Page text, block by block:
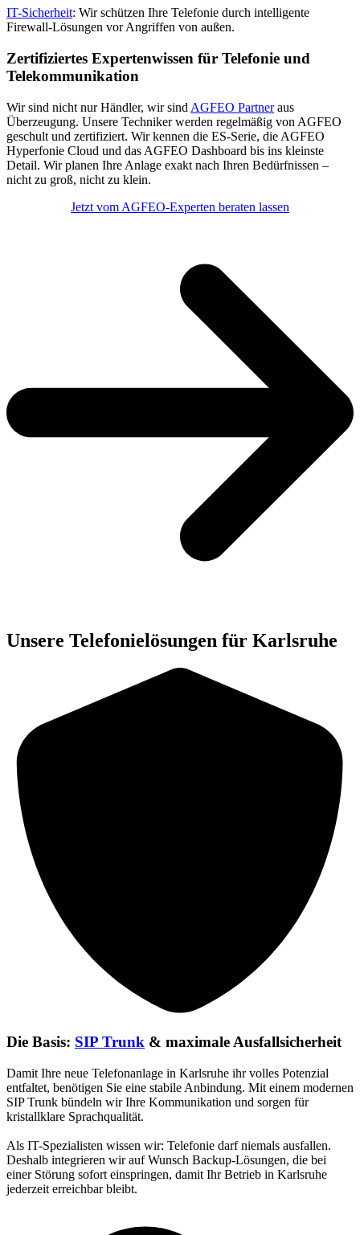
IT-Sicherheit: Wir schützen Ihre Telefonie durch intelligente
Firewall-Lösungen vor Angriffen von außen.
Zertifiziertes Expertenwissen für Telefonie und
Telekommunikation
Wir sind nicht nur Händler, wir sind AGFEO Partneraus
Überzeugung. Unsere Techniker werden regelmäßig von AGFEO
geschult und zertifiziert. Wir kennen die ES-Serie, die AGFEO
Hyperfonie Cloud und das AGFEO Dashboard bis ins kleinste
Detail. Wir planen Ihre Anlage exakt nach Ihren Bedürfnissen –
nicht zu groß, nicht zu klein.
Jetzt vom AGFEO-Experten beraten lassen
Unsere Telefonielösungen für Karlsruhe
Die Basis: SIP Trunk & maximale Ausfallsicherheit
Damit Ihre neue Telefonanlage in Karlsruhe ihr volles Potenzial
entfaltet, benötigen Sie eine stabile Anbindung. Mit einem modernen
SIP Trunk bündeln wir Ihre Kommunikation und sorgen für
kristallklare Sprachqualität.
Als IT-Spezialisten wissen wir: Telefonie darf niemals ausfallen.
Deshalb integrieren wir auf Wunsch Backup-Lösungen, die bei
einer Störung sofort einspringen, damit Ihr Betrieb in Karlsruhe
jederzeit erreichbar bleibt.